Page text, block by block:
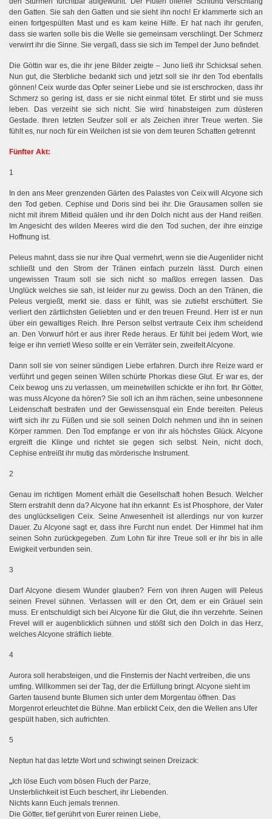
den Gatten. Sie sah den Gatten und sie sieht ihn noch! Er klammerte sich an
einen fortgespülten Mast und es kam keine Hilfe. Er hat nach ihr gerufen,
dass sie warten solle bis die Welle sie gemeinsam verschlingt. Der Schmerz
verwirrt ihr die Sinne. Sie vergaß, dass sie sich im Tempel der Juno befindet.
Die Göttin war es, die ihr jene Bilder zeigte – Juno ließ ihr Schicksal sehen.
Nun gut, die Sterbliche bedankt sich und jetzt soll sie ihr den Tod ebenfalls
gönnen! Ceix wurde das Opfer seiner Liebe und sie ist erschrocken, dass ihr
Schmerz so gering ist, dass er sie nicht einmal tötet. Er stirbt und sie muss
leben. Das verzeiht sie sich nicht. Sie wird hinabsteigen zum düsteren
Gestade. Ihren letzten Seufzer soll er als Zeichen ihrer Treue werten. Sie
fühlt es, nur noch für ein Weilchen ist sie von dem teuren Schatten getrennt
Fünfter Akt:
1
In den ans Meer grenzenden Gärten des Palastes von Ceix will Alcyone sich
den Tod geben. Cephise und Doris sind bei ihr. Die Grausamen sollen sie
nicht mit ihrem Mitleid quälen und ihr den Dolch nicht aus der Hand reißen.
Im Angesicht des wilden Meeres wird die den Tod suchen, der ihre einzige
Hoffnung ist.
Peleus mahnt, dass sie nur ihre Qual vermehrt, wenn sie die Augenlider nicht
schließt und den Strom der Tränen einfach purzeln lässt. Durch einen
ungewissen Traum soll sie sich nicht so maßlos erregen lassen. Das
Unglück welches sie sah, ist leider nur zu gewiss. Doch an den Tränen, die
Peleus vergießt, merkt sie. dass er fühlt, was sie zutiefst erschüttert. Sie
verliert den zärtlichsten Geliebten und er den treuen Freund. Herr ist er nun
über ein gewaltiges Reich. Ihre Person selbst vertraute Ceix ihm scheidend
an. Den Vorwurf hört er aus ihrer Rede heraus. Er fühlt bei jedem Wort, wie
feige er ihn verriet! Wieso sollte er ein Verräter sein, zweifelt Alcyone.
Dann soll sie von seiner sündigen Liebe erfahren. Durch ihre Reize ward er
verführt und gegen seinen Willen schürte Phorkas diese Glut. Er war es, der
Ceix bewog uns zu verlassen, um meinetwillen schickte er ihn fort. Ihr Götter,
was muss Alcyone da hören? Sie soll ich an ihm rächen, seine unbesonnene
Leidenschaft bestrafen und der Gewissensqual ein Ende bereiten. Peleus
wirft sich ihr zu Füßen und sie soll seinen Dolch nehmen und ihn in seinen
Körper rammen. Den Tod empfange er von ihr als höchstes Glück. Alcyone
ergreift die Klinge und richtet sie gegen sich selbst. Nein, nicht doch,
Cephise entreißt ihr mutig das mörderische Instrument.
2
Genau im richtigen Moment erhält die Gesellschaft hohen Besuch. Welcher
Stern erstrahlt denn da? Alcyone hat ihn erkannt: Es ist Phosphore, der Vater
des unglückseligen Ceix. Seine Anwesenheit ist allerdings nur von kurzer
Dauer. Zu Alcyone sagt er, dass ihre Furcht nun endet. Der Himmel hat ihm
seinen Sohn zurückgegeben. Zum Lohn für ihre Treue soll er ihr bis in alle
Ewigkeit verbunden sein.
3
Darf Alcyone diesem Wunder glauben? Fern von ihren Augen will Peleus
seinen Frevel sühnen. Verlassen will er den Ort, dem er ein Gräuel sein
muss. Er entschuldigt sich bei Alcyone für die Glut, die ihn verzehrte. Seinen
Frevel will er augenblicklich sühnen und stößt sich den Dolch in das Herz,
welches Alcyone sträflich liebte.
4
Aurora soll herabsteigen, und die Finsternis der Nacht vertreiben, die uns
umfing. Willkommen sei der Tag, der die Erfüllung bringt. Alcyone sieht im
Garten tausend bunte Blumen sich unter dem Morgentau öffnen. Das
Morgenrot erleuchtet die Bühne. Man erblickt Ceix, den die Wellen ans Ufer
gespült haben, sich aufrichten.
5
Neptun hat das letzte Wort und schwingt seinen Dreizack:
„ Ich löse Euch vom bösen Fluch der Parze,
Unsterblichkeit ist Euch beschert, ihr Liebenden.
Nichts kann Euch jemals trennen.
Die Götter, tief gerührt von Eurer reinen Liebe,